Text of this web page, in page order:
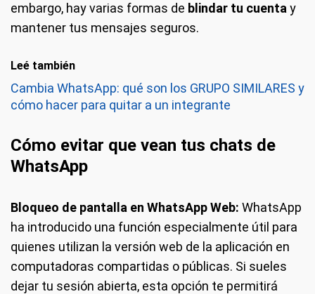
embargo, hay varias formas de blindar tu cuenta y
mantener tus mensajes seguros.
Leé también
Cambia WhatsApp: qué son los GRUPO SIMILARES y
cómo hacer para quitar a un integrante
Cómo evitar que vean tus chats de
WhatsApp
Bloqueo de pantalla en WhatsApp Web: WhatsApp
ha introducido una función especialmente útil para
quienes utilizan la versión web de la aplicación en
computadoras compartidas o públicas. Si sueles
dejar tu sesión abierta, esta opción te permitirá